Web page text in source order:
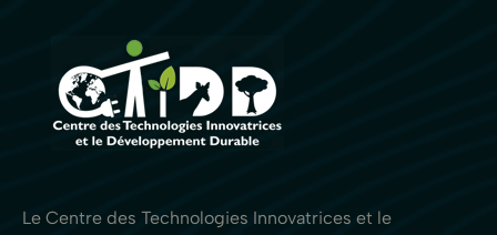
Le Centre des Technologies Innovatrices et le